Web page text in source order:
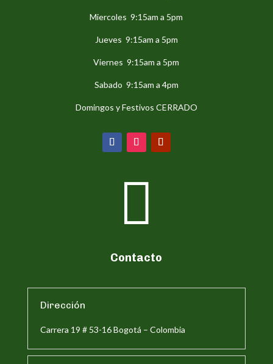
Miercoles 9:15am a 5pm
Jueves 9:15am a 5pm
Viernes 9:15am a 5pm
Sabado 9:15am a 4pm
Domingos y Festivos CERRADO

Contacto
Dirección
Carrera 19 # 53-16 Bogotá – Colombia